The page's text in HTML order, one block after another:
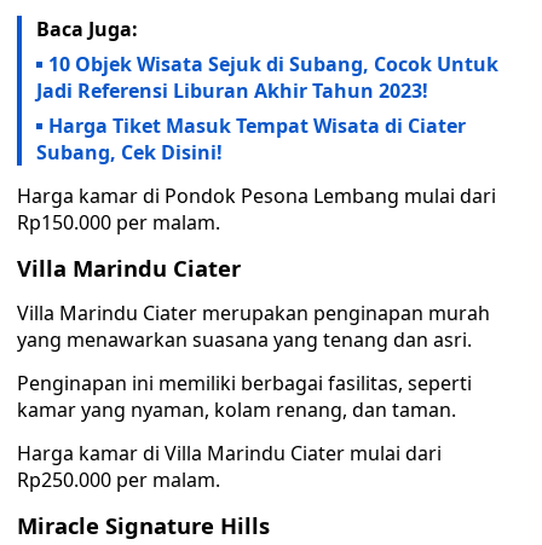
Baca Juga:
10 Objek Wisata Sejuk di Subang, Cocok Untuk
Jadi Referensi Liburan Akhir Tahun 2023!
Harga Tiket Masuk Tempat Wisata di Ciater
Subang, Cek Disini!
Harga kamar di Pondok Pesona Lembang mulai dari
Rp150.000 per malam.
Villa Marindu Ciater
Villa Marindu Ciater merupakan penginapan murah
yang menawarkan suasana yang tenang dan asri.
Penginapan ini memiliki berbagai fasilitas, seperti
kamar yang nyaman, kolam renang, dan taman.
Harga kamar di Villa Marindu Ciater mulai dari
Rp250.000 per malam.
Miracle Signature Hills